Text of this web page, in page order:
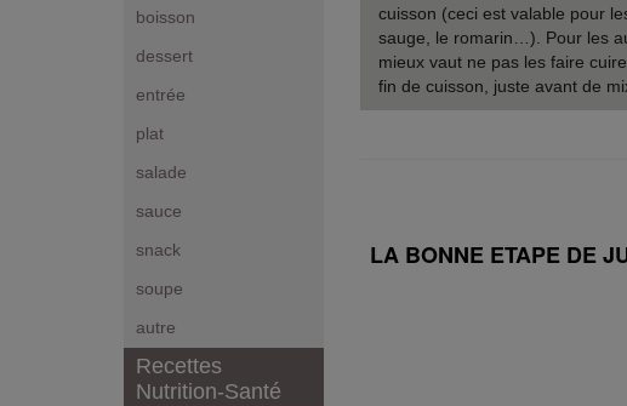
boisson
dessert
entrée
plat
salade
sauce
snack
soupe
autre
Recettes
Nutrition-Santé
cuisson (ceci est valable pour
sauge, le romarin…). Pour les
mieux vaut ne pas les faire
fin de cuisson, juste avant de
LA BONNE ETAPE DE